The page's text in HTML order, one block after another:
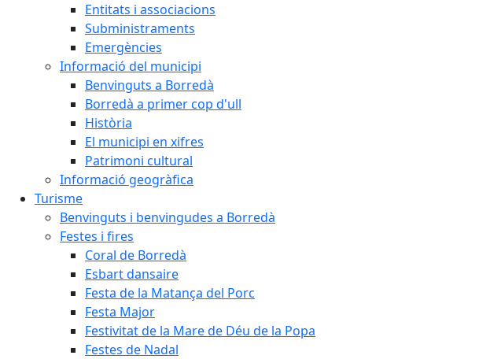
Entitats i associacions
Subministraments
Emergències
Informació del municipi
Benvinguts a Borredà
Borredà a primer cop d'ull
Història
El municipi en xifres
Patrimoni cultural
Informació geogràfica
Turisme
Benvinguts i benvingudes a Borredà
Festes i fires
Coral de Borredà
Esbart dansaire
Festa de la Matança del Porc
Festa Major
Festivitat de la Mare de Déu de la Popa
Festes de Nadal